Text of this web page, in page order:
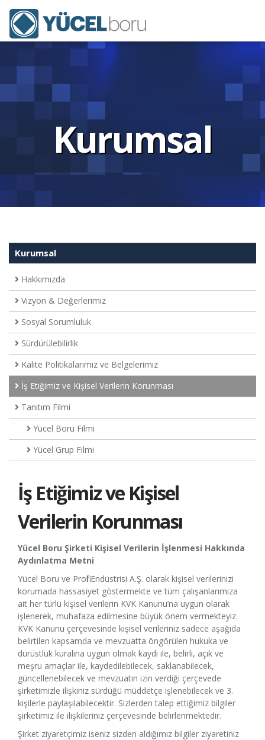
Kurumsal
Kurumsal
Hakkımızda
Vizyon & Değerlerimiz
Sosyal Sorumluluk
Sürdürülebilirlik
Kalite Politikalarımız ve Belgelerimiz
İş Etiğimiz ve Kişisel Verilerin Korunması
Tanıtım Filmi
Yücel Boru Filmi
Yücel Grup Filmi
İş Etiğimiz ve Kişisel
Verilerin Korunması
Yücel Boru Şirketi Kişisel Verilerin İşlenmesi Hakkında
Aydınlatma Metni
Yücel Boru ve Profil Endüstrisi A.Ş. olarak kişisel verilerinizi
korumada hassasiyet göstermekte ve tüm çalışanlarımıza
ait her türlü kişisel verilerin KVK Kanunu’na uygun olarak
işlenerek, muhafaza edilmesine büyük önem vermekteyiz.
KVK Kanunu çerçevesinde kişisel verileriniz sadece aşağıda
belirtilen kapsamda ve mevzuatta öngörülen hukuka ve
dürüstlük kuralına uygun olmak kaydı ile, belirli, açık ve
meşru amaçlar ile, kaydedilebilecek, saklanabilecek,
güncellenebilecek ve mevzuatın izin verdiği çerçevede
şirketimizle ilişkiniz sürdüğü müddetçe işlenebilecek ve 3.
kişilerle paylaşılabilecektir. Sizlerden talep ettiğimiz bilgiler
şirketimiz ile ilişkileriniz çerçevesinde belirlenmektedir.
Şirket ziyaretçimiz iseniz sizden aldığımız bilgiler ziyaretiniz